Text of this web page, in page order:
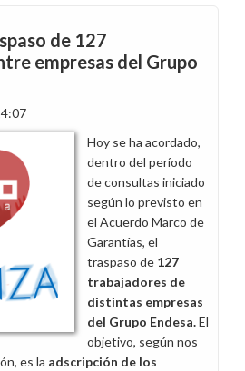
de 127
empresas del Grupo
Hoy se ha acordado,
dentro del período
de consultas iniciado
según lo previsto en
el Acuerdo Marco de
Garantías, el
traspaso de 127
trabajadores de
distintas empresas
del Grupo Endesa.El
objetivo, según nos
es la adscripción de los